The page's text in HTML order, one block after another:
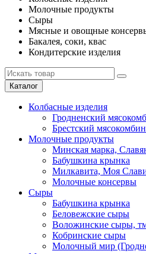
Молочные продукты
Сыры
Мясные и овощные
Бакалея, соки, квас
Кондитерские изделия
Каталог
Колбасные изделия
Гродненский
Брестский
Молочные продукты
Минская марка,
Бабушкина крынка
Милкавита, Моя
Молочные консервы
Сыры
Бабушкина крынка
Беловежские сыры
Воложинские сыры,
Кобринские сыры
Молочный мир